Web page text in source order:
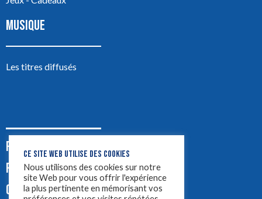
MUSIQUE
Les titres diffusés
PODCASTS
PUB
CONTACT
CE SITE WEB UTILISE DES COOKIES
Nous utilisons des cookies sur notre
site Web pour vous offrir l'expérience
la plus pertinente en mémorisant vos